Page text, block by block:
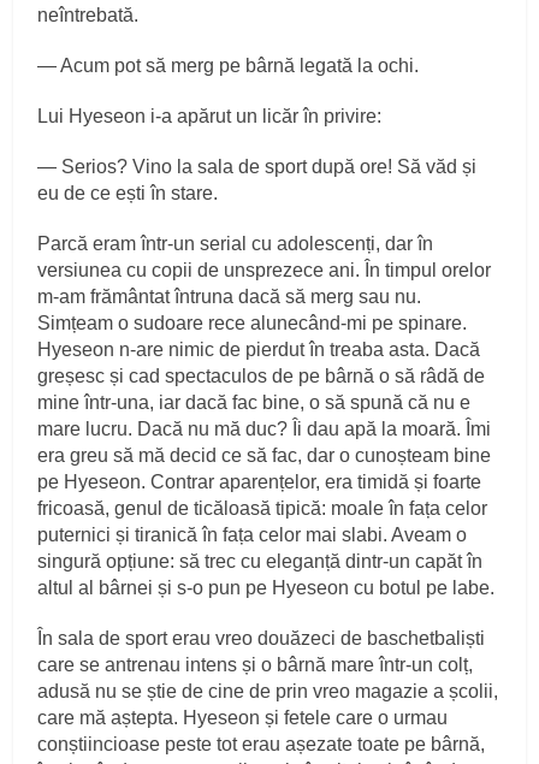
neîntrebată.
— Acum pot să merg pe bârnă legată la ochi.
Lui Hyeseon i-a apărut un licăr în privire:
— Serios? Vino la sala de sport după ore! Să văd și
eu de ce ești în stare.
Parcă eram într-un serial cu adolescenți, dar în
versiunea cu copii de unsprezece ani. În timpul orelor
m-am frământat întruna dacă să merg sau nu.
Simțeam o sudoare rece alunecând-mi pe spinare.
Hyeseon n-are nimic de pierdut în treaba asta. Dacă
greșesc și cad spectaculos de pe bârnă o să râdă de
mine într-una, iar dacă fac bine, o să spună că nu e
mare lucru. Dacă nu mă duc? Îi dau apă la moară. Îmi
era greu să mă decid ce să fac, dar o cunoșteam bine
pe Hyeseon. Contrar aparențelor, era timidă și foarte
fricoasă, genul de ticăloasă tipică: moale în fața celor
puternici și tiranică în fața celor mai slabi. Aveam o
singură opțiune: să trec cu eleganță dintr-un capăt în
altul al bârnei și s-o pun pe Hyeseon cu botul pe labe.
În sala de sport erau vreo douăzeci de baschetbaliști
care se antrenau intens și o bârnă mare într-un colț,
adusă nu se știe de cine de prin vreo magazie a școlii,
care mă aștepta. Hyeseon și fetele care o urmau
conștiincioase peste tot erau așezate toate pe bârnă,